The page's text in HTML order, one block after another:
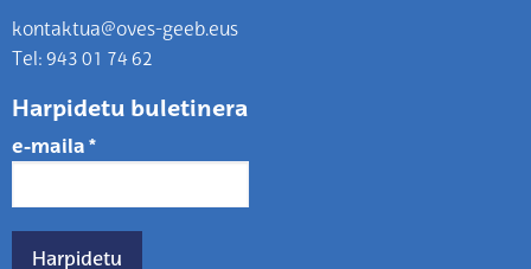
kontaktua@oves-geeb.eus
Tel: 943 01 74 62
Harpidetu buletinera
e-maila *